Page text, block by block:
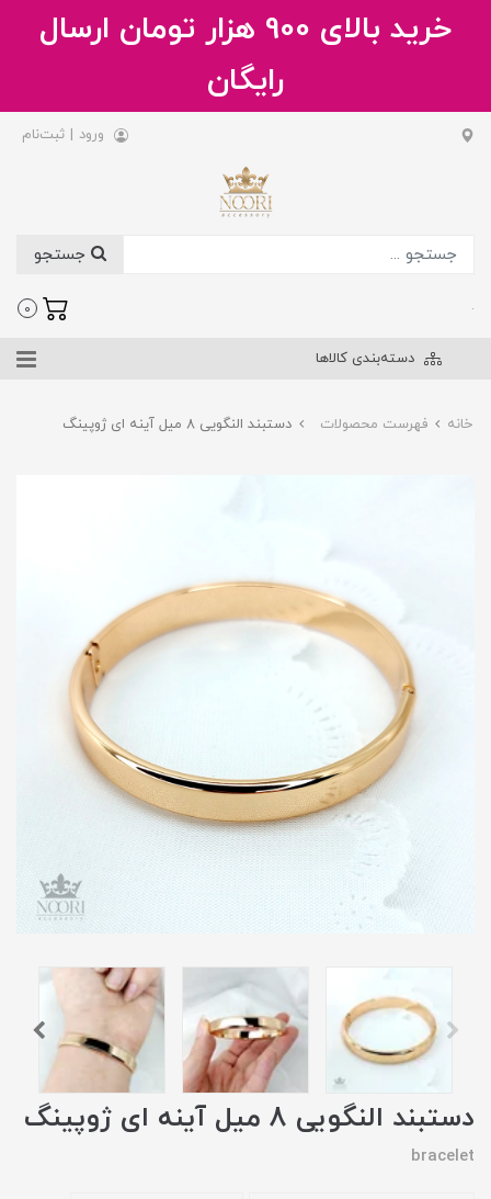
خرید بالای 900 هزار تومان ارسال
رایگان
ورود | ثبت‌نام
.
0
دسته‌بندی کالاها
خانه فهرست محصولات دستبند النگویی 8 میل آینه ای ژوپینگ
دستبند النگویی 8 میل آینه ای ژوپینگ
bracelet